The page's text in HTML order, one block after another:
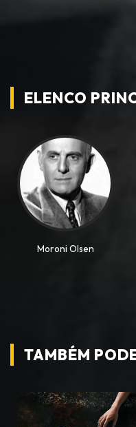
ELENCO
Moroni Olsen
TAMBÉM